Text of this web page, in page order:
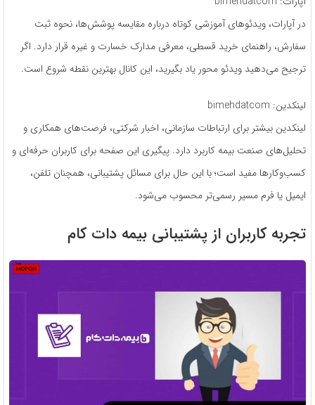
در آپارات، ویدئوهای آموزشی کوتاه درباره مقایسه پوشش‌ها، نحوه ثبت
سفارش، راهنمای خرید قسطی، معرفی مدارک خسارت و غیره قرار دارد. اگر
ترجیح می‌دهید ویدئو محور یاد بگیرید، این کانال بهترین نقطه شروع است.
لینکدین: bimehdatcom
لینکدین بیشتر برای ارتباطات سازمانی، اخبار شرکتی، فرصت‌های همکاری و
تحلیل‌های صنعت بیمه کاربرد دارد. پیگیری این صفحه برای کاربران حرفه‌ای و
کسب‌وکارها مفید است؛ با این حال برای مسائل پشتیبانی، همچنان تلفن،
ایمیل یا فرم مسیر رسمی‌تر محسوب می‌شود.
تجربه کاربران از پشتیبانی بیمه دات کام